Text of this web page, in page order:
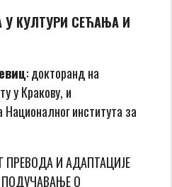
У КУЛТУРИ СЕЋАЊА И
: докторанд на
у Кракову, и
института за
ПРЕВОДА И АДАПТАЦИЈЕ
ПОДУЧАВАЊЕ О